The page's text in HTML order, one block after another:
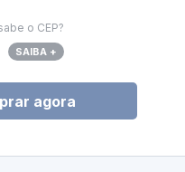
o CEP?
SAIBA +
agora